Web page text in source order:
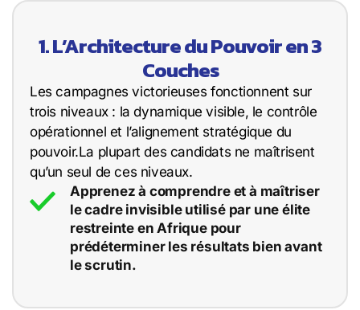
1. L’Architecture du Pouvoir en 3
Couches
Les campagnes victorieuses fonctionnent sur
trois niveaux : la dynamique visible, le contrôle
opérationnel et l’alignement stratégique du
pouvoir.La plupart des candidats ne maîtrisent
qu’un seul de ces niveaux.
Apprenez à comprendre et à maîtriser
le cadre invisible utilisé par une élite
restreinte en Afrique pour
prédéterminer les résultats bien avant
le scrutin.